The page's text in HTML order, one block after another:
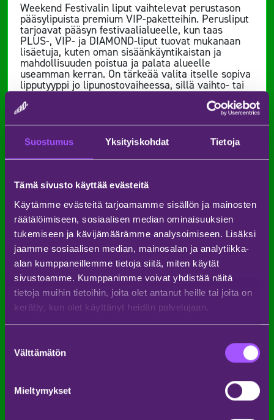
Suostumus Yksityiskohdat Tietoja
Tämä sivusto käyttää evästeitä
Käytämme evästeitä tarjoamamme sisällön ja mainosten
räätälöimiseen, sosiaalisen median ominaisuuksien
tukemiseen ja kävijämäärämme analysoimiseen. Lisäksi
jaamme sosiaalisen median, mainosalan ja analytiikka-
alan kumppaneillemme tietoja siitä, miten käytät
sivustoamme. Kumppanimme voivat yhdistää näitä
tietoja muihin tietoihin, joita olet antanut heille tai joita on
kerätty, kun olet käyttänyt heidän palvelujaan.
valinta
Välttämätön
Mieltymykset
Weekend Festivalin liput vaihtelevat perustason
pääsylipuista premium VIP-paketteihin. Perusliput
tarjoavat pääsyn festivaalialueelle, kun taas
PLUS-, VIP- ja DIAMOND-liput tuovat mukanaan
lisäetuja, kuten oman sisäänkäyntikaistan ja
mahdollisuuden poistua ja palata alueelle
useamman kerran. On tärkeää valita itselle sopiva
lipputyyppi jo lipunostovaiheessa, sillä vaihto- tai
palautusoikeutta ei valitettavasti ole. Kannattaa
myös tarkistaa, että ostat liput viralliselta
jälleenmyyjältä, jotta voit välttää ikävät yllätykset.
Lippujen hinnat nousevat vuoden loppuun
mennessä, joten lipun ostaminen kannattaa
tehdä ajoissa!
Majoitus on toinen suuri menoerä, joka kannattaa
suunnitella huolellisesti etukäteen. Festivaali
järjestetään Espoossa, joten lähellä sijaitsevat
hotellit ja Airbnb-majoitukset voivat täyttyä
nopeasti. Varaa majoitus ajoissa ja harkitse
kimppakämppiä ystävien kanssa, jotta
kustannukset pysyvät hallinnassa. Lisäksi on hyvä
muistaa, että festivaalialueelle pääsee kätevästi
julkisilla, kuten bussilla, joten majoitusvaihtoehtoja
voi etsiä myös hieman kauempaa.
Kävijäkokemukset ja
arvostelut edellisistä
Aikaisempina vuosina festivaalin kävijäkokemukset
festivaalin ainutlaatuisesta ilmapiiristä. Weekend